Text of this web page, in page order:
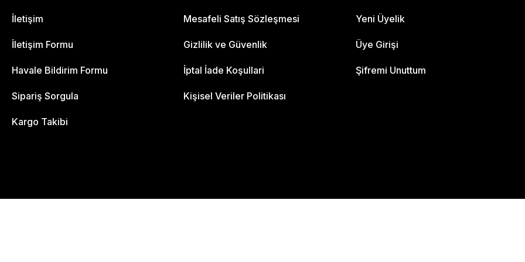
İletişim
İletişim Formu
Havale Bildirim Formu
Sipariş Sorgula
Kargo Takibi
Mesafeli Satış Sözleşmesi
Gizlilik ve Güvenlik
İptal İade Koşullari
Kişisel Veriler Politikası
Yeni Üyelik
Üye Girişi
Şifremi Unuttum